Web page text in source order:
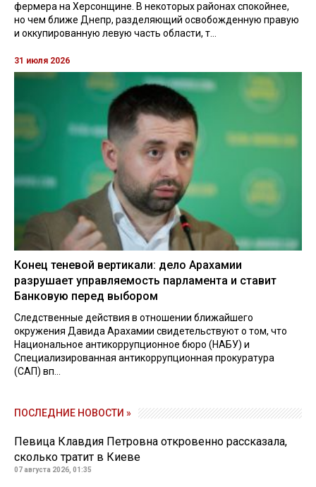
фермера на Херсонщине. В некоторых районах спокойнее,
но чем ближе Днепр, разделяющий освобожденную правую
и оккупированную левую часть области, т...
31 июля 2026
Конец теневой вертикали: дело Арахамии
разрушает управляемость парламента и ставит
Банковую перед выбором
Следственные действия в отношении ближайшего
окружения Давида Арахамии свидетельствуют о том, что
Национальное антикоррупционное бюро (НАБУ) и
Специализированная антикоррупционная прокуратура
(САП) вп...
ПОСЛЕДНИЕ НОВОСТИ »
Певица Клавдия Петровна откровенно рассказала,
сколько тратит в Киеве
07 августа 2026, 01:35